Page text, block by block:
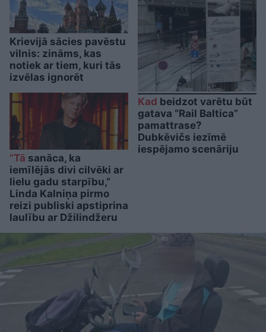
Krievijā sācies pavēstu
vilnis: zināms, kas
notiek ar tiem, kuri tās
izvēlas ignorēt
“Tā sanāca, ka
iemīlējās divi cilvēki ar
lielu gadu starpību,”
Linda Kalniņa pirmo
reizi publiski apstiprina
laulību ar Džilindžeru
Kad beidzot varētu būt
gatava “Rail Baltica”
pamattrase?
Dubkēvičs iezīmē
iespējamo scenāriju